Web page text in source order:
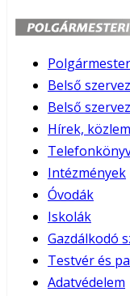
Belső
Belső
Hírek,
Intézmények
Óvodák
Iskolák
Gazdálkodó
Testvér és
Adatvédelem